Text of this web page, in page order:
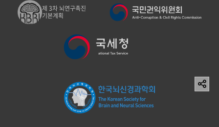
제 3차 뇌연구촉진
기본계획